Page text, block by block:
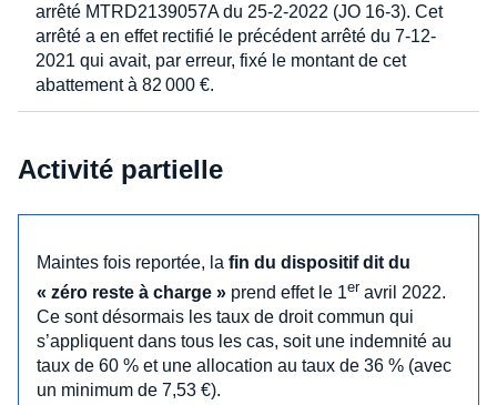
arrêté MTRD2139057A du 25-2-2022 (JO 16-3). Cet
arrêté a en effet rectifié le précédent arrêté du 7-12-
2021 qui avait, par erreur, fixé le montant de cet
abattement à 82 000 €.
Activité partielle
Maintes fois reportée, la fin du dispositif dit du
« zéro reste à charge » prend effet le 1er avril 2022.
Ce sont désormais les taux de droit commun qui
s’appliquent dans tous les cas, soit une indemnité au
taux de 60 % et une allocation au taux de 36 % (avec
un minimum de 7,53 €).